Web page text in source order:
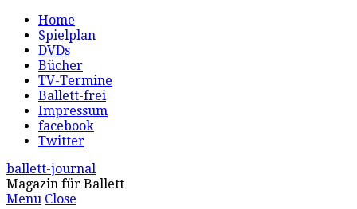
Home
Spielplan
DVDs
Bücher
TV-Termine
Ballett-frei
Impressum
facebook
Twitter
ballett-journal
Magazin für Ballett
Menu Close